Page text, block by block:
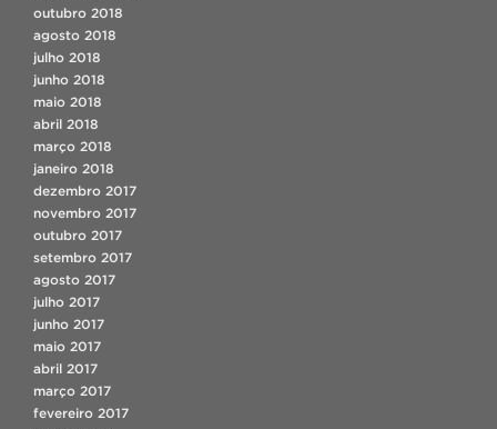
outubro 2018
agosto 2018
julho 2018
junho 2018
maio 2018
abril 2018
março 2018
janeiro 2018
dezembro 2017
novembro 2017
outubro 2017
setembro 2017
agosto 2017
julho 2017
junho 2017
maio 2017
abril 2017
março 2017
fevereiro 2017